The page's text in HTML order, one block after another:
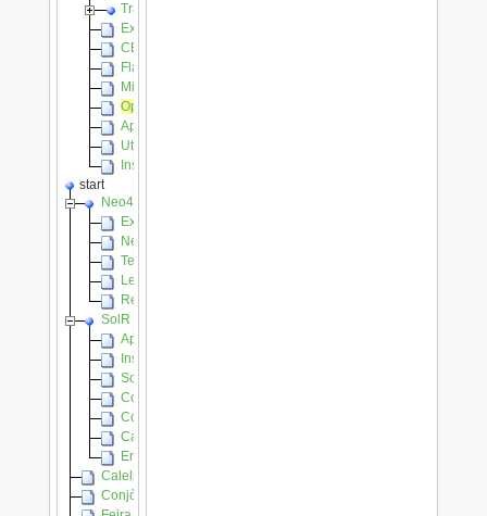
Travaux sur Ubuntu
Exemple de còde PHP per trapar l'API REST del Congrès
CERTBOT
Flask, Bootstrap, SolR, pròba de concèpte
Mini WLAN LAN WIFI avec TP-Link MR3020
OpenLDAP
Apache OpenNLP
Utilisation d'outils sous Androïd (Tablettes et Smartphones)
Installation d'Owncloud sur le pack VPS d'OVH
start
Neo4j
Exemple de cargaments amb CSV
Neo4j.conf
Telecargament de Neo4j
Lenga viva ligasons entre los mots
Requestas
SolR
Apondre un còr/core[en]
Installacion de SolR sus PC BSD
SolR catalan
Commandas
Configuracion
Cargament del contengut
Enregament automatic de SolR
Calelh mode d’emplec e gramatica
Conjòc, de qu'es ?